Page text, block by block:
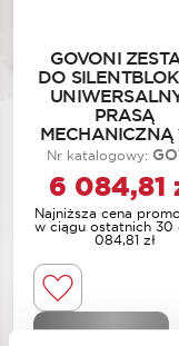
GOVONI
DO
PRASĄ
MECHANICZNĄ
Nr katalogowy:
6 084,81
Najniższa cena
w ciągu ostatnich 30
084,81 zł
NIEDOSTĘPNY